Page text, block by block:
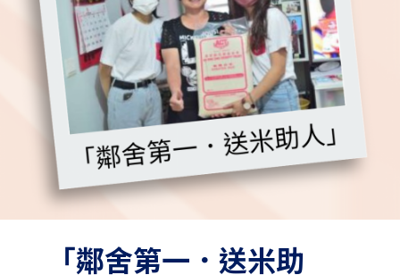
「鄰舍第一．送米助